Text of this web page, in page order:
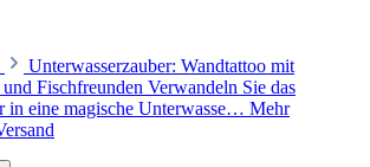
Unterwasserzauber: Wandtattoo mit
Fischfreunden Verwandeln Sie das
in eine magische Unterwasse… Mehr